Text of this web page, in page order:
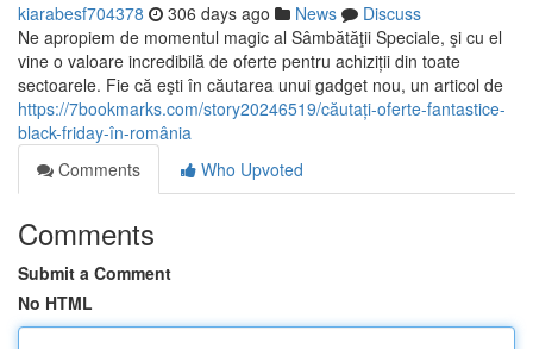
kiarabesf704378 306 days ago News
Discuss
Ne apropiem de momentul magic al Sâmbătăţii Speciale, şi cu el
vine o valoare incredibilă de oferte pentru achiziții din toate
sectoarele. Fie că eşti în căutarea unui gadget nou, un articol de
https://7bookmarks.com/story20246519/căutați-oferte-fantastice-
black-friday-în-românia
Comments
Who Upvoted
Comments
Submit a Comment
No HTML